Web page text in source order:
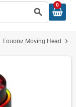
search
0
Голови Moving Head chevron_right